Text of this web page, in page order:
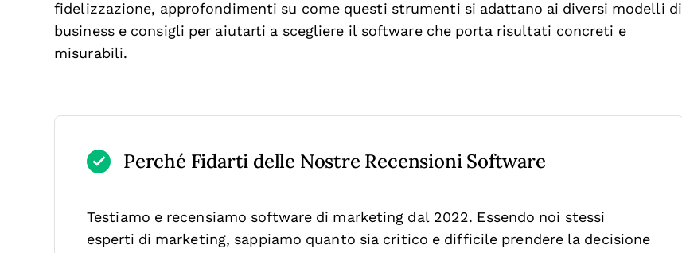
fidelizzazione, approfondimenti su come questi strumenti si adattano ai diversi modelli di
business e consigli per aiutarti a scegliere il software che porta risultati concreti e
misurabili.
Perché Fidarti delle Nostre Recensioni Software
Testiamo e recensiamo software di marketing dal 2022. Essendo noi stessi
esperti di marketing, sappiamo quanto sia critico e difficile prendere la decisione